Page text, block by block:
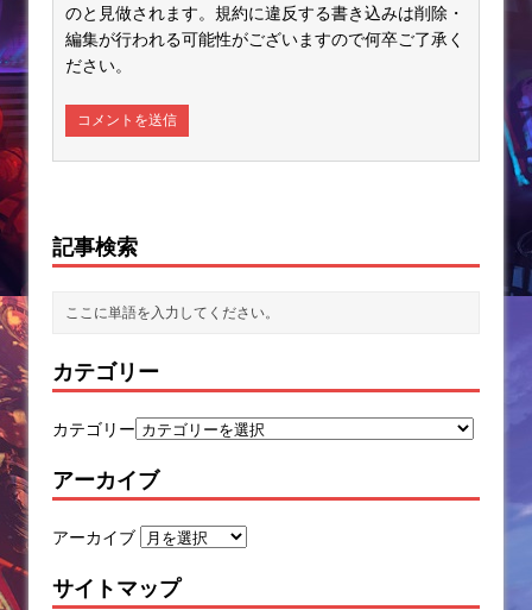
のと見做されます。規約に違反する書き込みは削除・
編集が行われる可能性がございますので何卒ご了承く
ださい。
記事検索
カテゴリー
カテゴリー
アーカイブ
アーカイブ
サイトマップ